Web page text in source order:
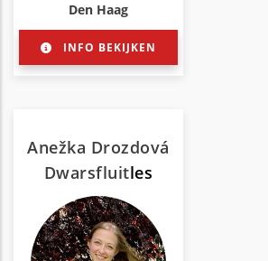
Den Haag
INFO BEKIJKEN
Anežka Drozdová
Dwarsfluitles